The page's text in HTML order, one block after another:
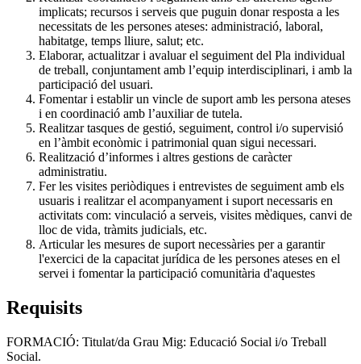
implicats; recursos i serveis que puguin donar resposta a les
necessitats de les persones ateses: administració, laboral,
habitatge, temps lliure, salut; etc.
Elaborar, actualitzar i avaluar el seguiment del Pla individual
de treball, conjuntament amb l’equip interdisciplinari, i amb la
participació del usuari.
Fomentar i establir un vincle de suport amb les persona ateses
i en coordinació amb l’auxiliar de tutela.
Realitzar tasques de gestió, seguiment, control i/o supervisió
en l’àmbit econòmic i patrimonial quan sigui necessari.
Realització d’informes i altres gestions de caràcter
administratiu.
Fer les visites periòdiques i entrevistes de seguiment amb els
usuaris i realitzar el acompanyament i suport necessaris en
activitats com: vinculació a serveis, visites mèdiques, canvi de
lloc de vida, tràmits judicials, etc.
Articular les mesures de suport necessàries per a garantir
l'exercici de la capacitat jurídica de les persones ateses en el
servei i fomentar la participació comunitària d'aquestes
Requisits
FORMACIÓ: Titulat/da Grau Mig: Educació Social i/o Treball
Social.